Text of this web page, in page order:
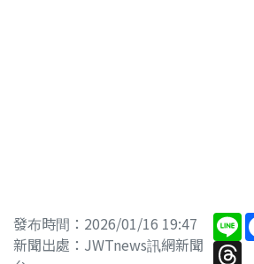
發布時間：2026/01/16 19:47
新聞出處：JWTnews訊網新聞